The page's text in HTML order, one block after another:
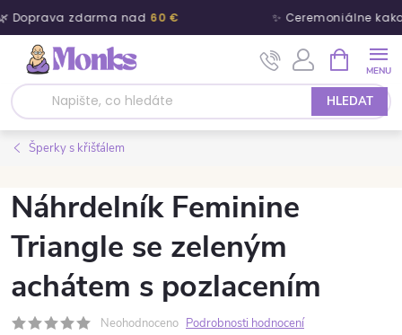
Doprava zdarma nad60 € ✨ Ceremoniálne
Přejít na obsah
HLEDAT
Šperky s křišťálem
Náhrdelník Feminine
Triangle se zeleným
achátem s pozlacením
Neohodnoceno Podrobnosti hodnocení